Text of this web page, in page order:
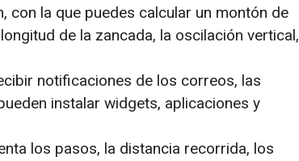
con la que puedes calcular un montón de
de la zancada, la oscilación vertical,
notificaciones de los correos, las
instalar widgets, aplicaciones y
los pasos, la distancia recorrida, los